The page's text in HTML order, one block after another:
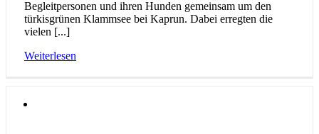
Begleitpersonen und ihren Hunden gemeinsam um den
türkisgrünen Klammsee bei Kaprun. Dabei erregten die
vielen [...]
Weiterlesen